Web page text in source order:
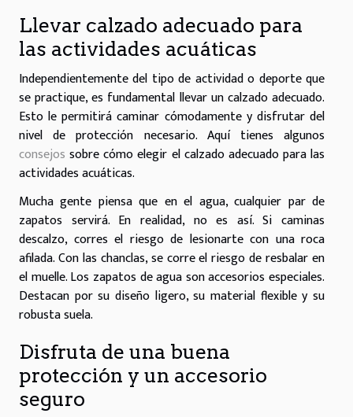
Llevar calzado adecuado para
las actividades acuáticas
Independientemente del tipo de actividad o deporte que
se practique, es fundamental llevar un calzado adecuado.
Esto le permitirá caminar cómodamente y disfrutar del
nivel de protección necesario. Aquí tienes algunos
consejos sobre cómo elegir el calzado adecuado para las
actividades acuáticas.
Mucha gente piensa que en el agua, cualquier par de
zapatos servirá. En realidad, no es así. Si caminas
descalzo, corres el riesgo de lesionarte con una roca
afilada. Con las chanclas, se corre el riesgo de resbalar en
el muelle. Los zapatos de agua son accesorios especiales.
Destacan por su diseño ligero, su material flexible y su
robusta suela.
Disfruta de una buena
protección y un accesorio
seguro